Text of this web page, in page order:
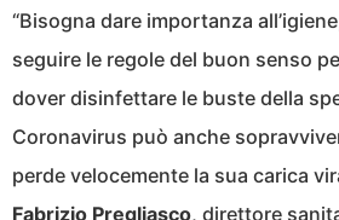
“Bisogna dare importanza
seguire le regole del buon senso
dover disinfettare le buste della
Coronavirus può anche
perde velocemente la sua carica
Fabrizio Pregliasco, direttore